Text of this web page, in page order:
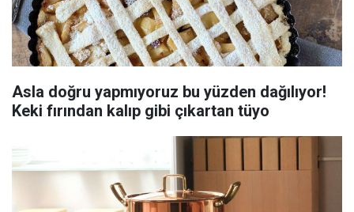
Asla doğru yapmıyoruz bu yüzden dağılıyor!
Keki fırından kalıp gibi çıkartan tüyo